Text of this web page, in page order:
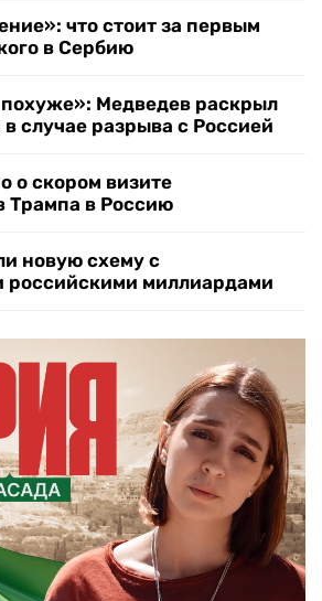
что стоит за первым
в Сербию
Медведев раскрыл
случае разрыва с Россией
о скором визите
Трампа в Россию
новую схему с
миллиардами